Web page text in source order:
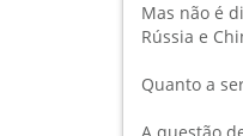
Mas não é
Rússia e
Quanto a